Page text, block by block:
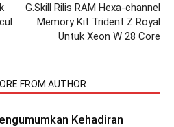
G.Skill Rilis RAM Hexa-channel
Memory Kit Trident Z Royal
Untuk Xeon W 28 Core
FROM AUTHOR
Kehadiran